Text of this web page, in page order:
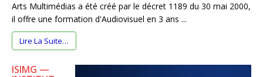
Arts Multimédias a été créé par le décret 1189 du 30 mai 2000,
il offre une formation d'Audiovisuel en 3 ans ...
Lire La Suite…
ISIMG —